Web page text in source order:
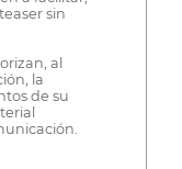
sin
al
la
de su